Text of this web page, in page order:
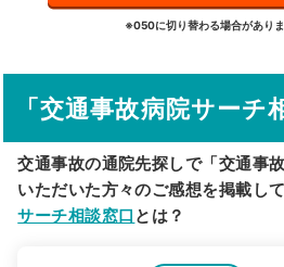
詳細条件で絞り
駅から探す
※050に切り替わる場合がありま
「交通事故病院サーチ
交通事故の通院先探しで「交通事
いただいた方々のご感想を掲載し
サーチ相談窓口 とは？